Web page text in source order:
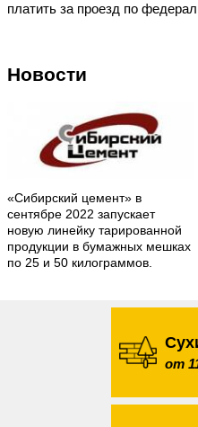
платить за проезд по
Новости
«Сибирский цемент» в
сентябре 2022 запускает
новую линейку тарированной
продукции в бумажных мешках
по 25 и 50 килограммов.
от